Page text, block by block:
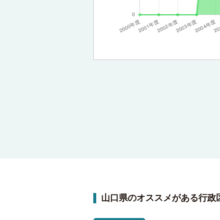
山口県のオススメがある行政